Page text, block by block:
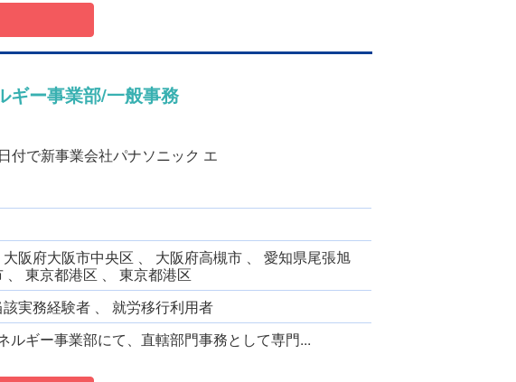
ギー事業部/一般事務
付で新事業会社パナソニック エ
阪府大阪市中央区 、 大阪府高槻市 、 愛知県尾張旭
、 東京都港区 、 東京都港区
実務経験者 、 就労移行利用者
ルギー事業部にて、直轄部門事務として専門...